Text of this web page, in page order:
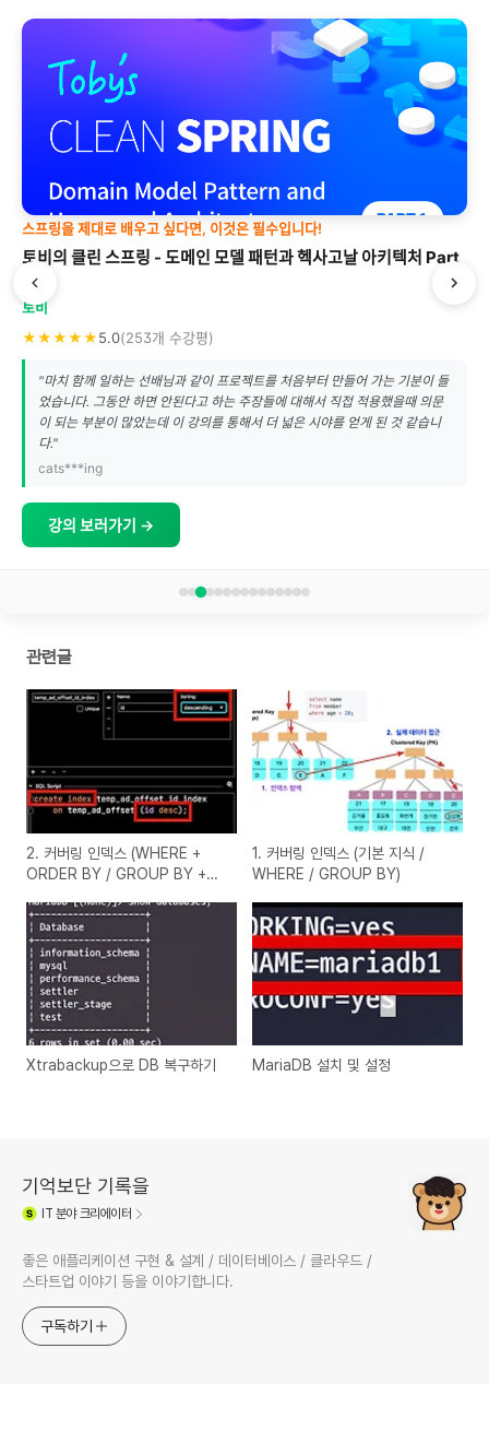
스프링을 제대로 배우고 싶다면, 이것은 필수입니다!
토비의 클린 스프링 - 도메인 모델 패턴과 헥사고날 아키텍처 Part
토비
★★★★★5.0(253개 수강평)
"마치 함께 일하는 선배님과 같이 프로젝트를 처음부터 만들어 가는 기분이 들
었습니다. 그동안 하면 안된다고 하는 주장들에 대해서 직접 적용했을때 의문
이 되는 부분이 많았는데 이 강의를 통해서 더 넓은 시야를 얻게 된 것 같습니
다."
cats***ing
강의 보러가기 →
관련글
2. 커버링 인덱스 (WHERE +
ORDER BY / GROUP BY +
1. 커버링 인덱스 (기본 지식 /
WHERE / GROUP BY)
Xtrabackup으로 DB 복구하기 MariaDB 설치 및 설정
기억보단 기록을
IT 분야 크리에이터
좋은 애플리케이션 구현 & 설계 / 데이터베이스 / 클라우드 /
스타트업 이야기 등을 이야기합니다.
구독하기